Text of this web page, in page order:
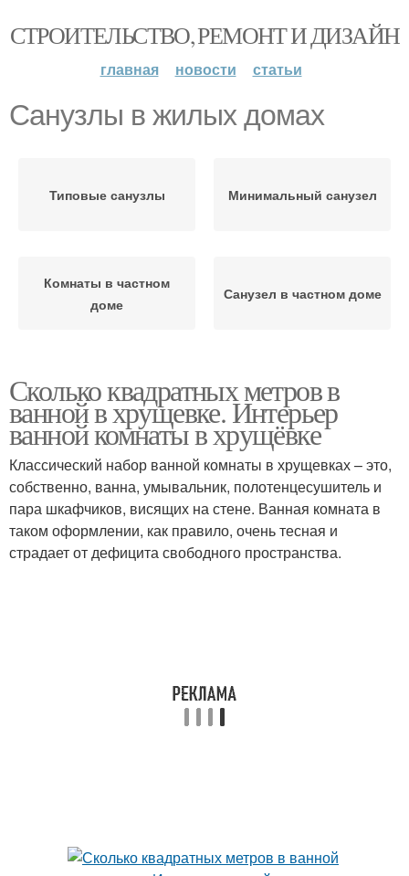
СТРОИТЕЛЬСТВО, РЕМОНТ И ДИЗАЙН
главная новости статьи
Санузлы в жилых домах
Типовые санузлы Минимальный санузел
Комнаты в частном
доме
Санузел в частном доме
Сколько квадратных метров в
ванной в хрущевке. Интерьер
ванной комнаты в хрущёвке
Классический набор ванной комнаты в хрущевках – это,
собственно, ванна, умывальник, полотенцесушитель и
пара шкафчиков, висящих на стене. Ванная комната в
таком оформлении, как правило, очень тесная и
страдает от дефицита свободного пространства.